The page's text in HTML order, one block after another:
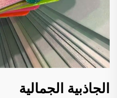
الجاذبية الجمالية